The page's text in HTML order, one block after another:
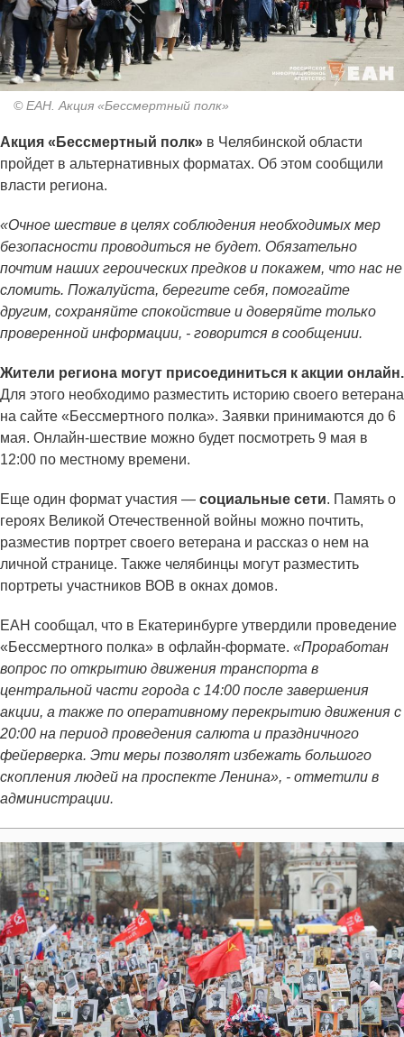
© ЕАН. Акция «Бессмертный полк»
Акция «Бессмертный полк» в Челябинской области
пройдет в альтернативных форматах. Об этом сообщили
власти региона.
«Очное шествие в целях соблюдения необходимых мер
безопасности проводиться не будет. Обязательно
почтим наших героических предков и покажем, что нас не
сломить. Пожалуйста, берегите себя, помогайте
другим, сохраняйте спокойствие и доверяйте только
проверенной информации, - говорится в сообщении.
Жители региона могут присоединиться к акции онлайн.
Для этого необходимо разместить историю своего ветерана
на сайте «Бессмертного полка». Заявки принимаются до 6
мая. Онлайн-шествие можно будет посмотреть 9 мая в
12:00 по местному времени.
Еще один формат участия — социальные сети. Память о
героях Великой Отечественной войны можно почтить,
разместив портрет своего ветерана и рассказ о нем на
личной странице. Также челябинцы могут разместить
портреты участников ВОВ в окнах домов.
ЕАН сообщал, что в Екатеринбурге утвердили проведение
«Бессмертного полка» в офлайн-формате. «Проработан
вопрос по открытию движения транспорта в
центральной части города с 14:00 после завершения
акции, а также по оперативному перекрытию движения с
20:00 на период проведения салюта и праздничного
фейерверка. Эти меры позволят избежать большого
скопления людей на проспекте Ленина», - отметили в
администрации.